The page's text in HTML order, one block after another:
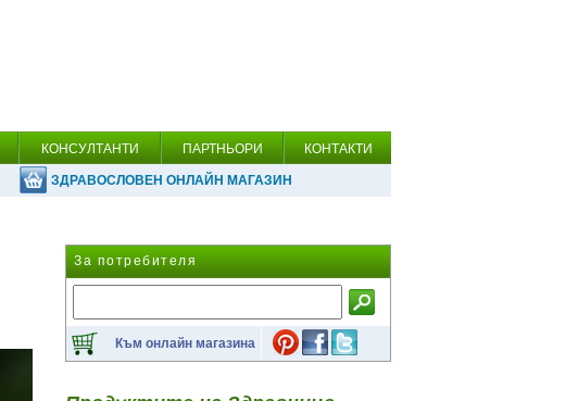
КОНСУЛТАНТИ ПАРТНЬОРИ КОНТАКТИ
ЗДРАВОСЛОВЕН ОНЛАЙН МАГАЗИН
За потребителя
Към онлайн магазина